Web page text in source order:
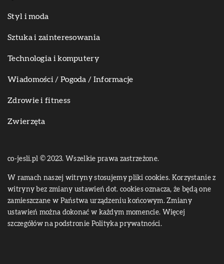
Styl i moda
Sztuka i zainteresowania
Technologia i komputery
Wiadomości / Pogoda / Informacje
Zdrowie i fitness
Zwierzęta
co-jesli.pl © 2023. Wszelkie prawa zastrzeżone.
W ramach naszej witryny stosujemy pliki cookies. Korzystanie z
witryny bez zmiany ustawień dot. cookies oznacza, że będą one
zamieszczane w Państwa urządzeniu końcowym. Zmiany
ustawień można dokonać w każdym momencie. Więcej
szczegółów na podstronie Polityka prywatności.